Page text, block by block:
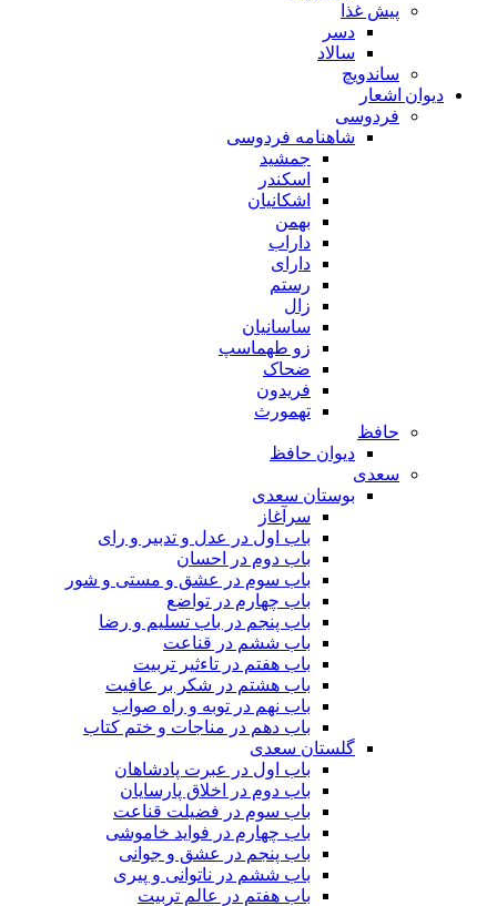
پیش غذا
دسر
سالاد
ساندویچ
دیوان اشعار
فردوسی
شاهنامه فردوسی
جمشید
اسکندر
اشکانیان
بهمن
داراب
دارای
رستم
زال
ساسانیان
زو طهماسپ‏
ضحاک
فریدون
تهمورث
حافظ
دیوان حافظ
سعدی
بوستان سعدی
سرآغاز
باب اول در عدل و تدبیر و رای
باب دوم در احسان
باب سوم در عشق و مستی و شور
باب چهارم در تواضع
باب پنجم در باب تسلیم و رضا
باب ششم در قناعت
باب هفتم در تاءثیر تربیت
باب هشتم در شکر بر عافیت
باب نهم در توبه و راه صواب
باب دهم در مناجات و ختم کتاب
گلستان سعدی
باب اول در عبرت پادشاهان
باب دوم در اخلاق پارسایان
باب سوم در فضیلت قناعت
باب چهارم در فواید خاموشى
باب پنجم در عشق و جوانى
باب ششم در ناتوانى و پیرى
باب هفتم در عالم تربیت